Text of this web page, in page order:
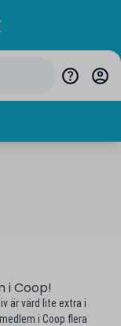
i Coop!
är värd lite extra i
i Coop flera